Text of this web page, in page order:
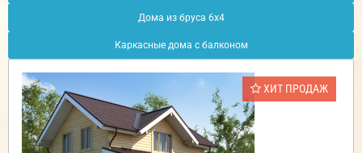
Дома из бруса 6х4
Каркасные дома с балконом
ХИТ ПРОДАЖ